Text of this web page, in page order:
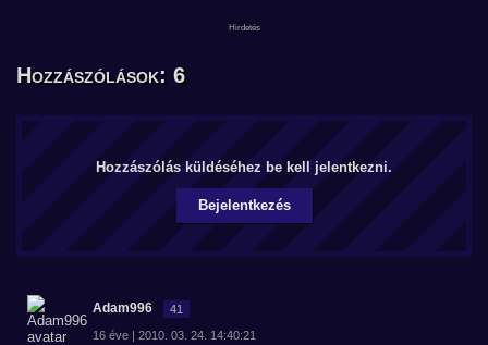
Hozzászólások: 6
Hozzászólás küldéséhez be kell jelentkezni.
Bejelentkezés
Adam996 41
16 éve | 2010. 03. 24. 14:40:21